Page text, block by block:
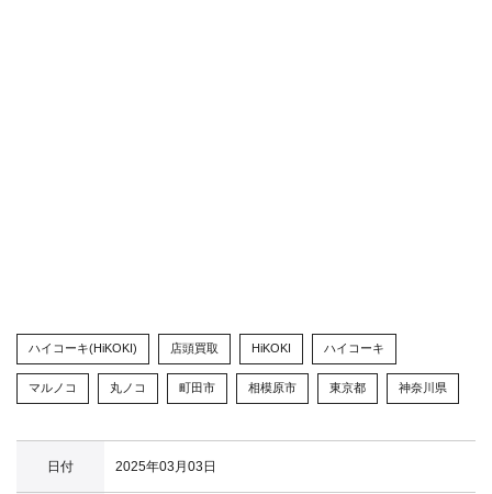
ハイコーキ(HiKOKI) 店頭買取 HiKOKI ハイコーキ
マルノコ 丸ノコ 町田市 相模原市 東京都 神奈川県
日付 2025年03月03日